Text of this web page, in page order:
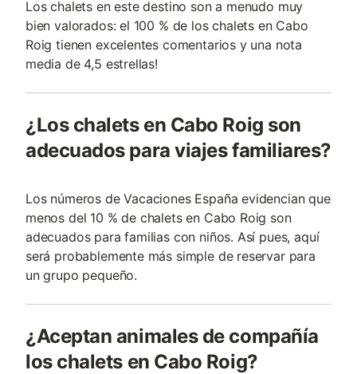
Los chalets en este destino son a menudo muy
bien valorados: el 100 % de los chalets en Cabo
Roig tienen excelentes comentarios y una nota
media de 4,5 estrellas!
¿Los chalets en Cabo Roig son
adecuados para viajes familiares?
Los números de Vacaciones España evidencian que
menos del 10 % de chalets en Cabo Roig son
adecuados para familias con niños. Así pues, aquí
será probablemente más simple de reservar para
un grupo pequeño.
¿Aceptan animales de compañía
los chalets en Cabo Roig?